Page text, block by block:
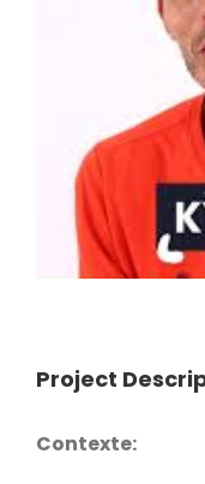
Project
Contexte: